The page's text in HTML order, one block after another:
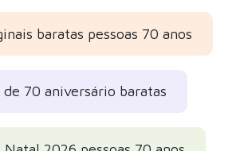
baratas pessoas 70 anos
de 70 aniversário baratas